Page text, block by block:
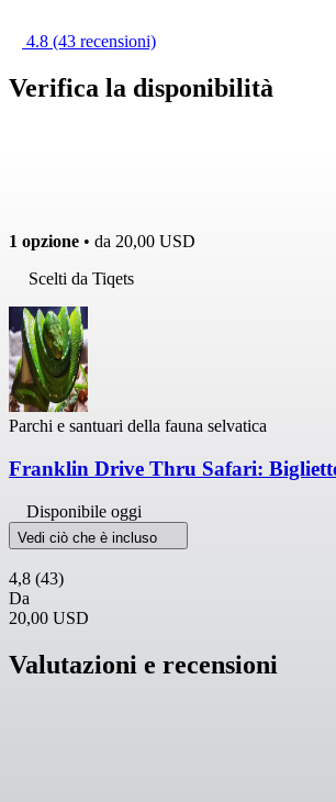
4.8 (43 recensioni)
Verifica la disponibilità
1 opzione • da 20,00 USD
Scelti da Tiqets
Parchi e santuari della fauna selvatica
Franklin Drive Thru Safari:
Disponibile oggi
Vedi ciò che è incluso
4,8 (43)
Da
20,00 USD
Valutazioni e recensioni